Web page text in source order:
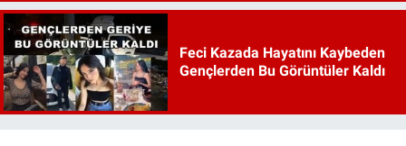
Feci Kazada Hayatını Kaybeden
Gençlerden Bu Görüntüler Kaldı